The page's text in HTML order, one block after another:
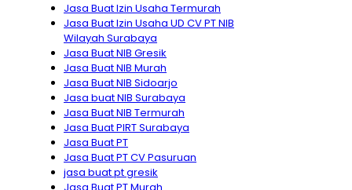
Jasa Buat Izin Usaha Termurah
Jasa Buat Izin Usaha UD CV PT NIB
Wilayah Surabaya
Jasa Buat NIB Gresik
Jasa Buat NIB Murah
Jasa Buat NIB Sidoarjo
Jasa buat NIB Surabaya
Jasa Buat NIB Termurah
Jasa Buat PIRT Surabaya
Jasa Buat PT
Jasa Buat PT CV Pasuruan
jasa buat pt gresik